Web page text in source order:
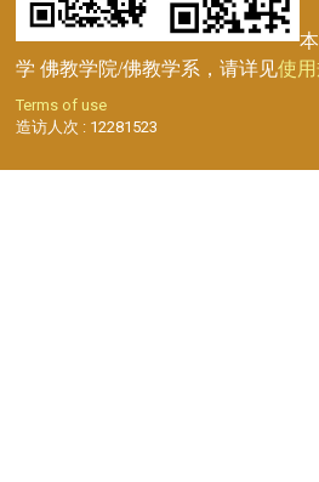
学 佛教学院/佛教学系，请详见使
Terms of use
造访人次 : 12281523